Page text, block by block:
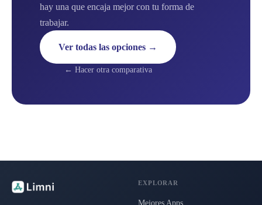
hay una que encaja mejor con tu forma de
trabajar.
Ver todas las opciones →
← Hacer otra comparativa
EXPLORAR
Mejores Apps